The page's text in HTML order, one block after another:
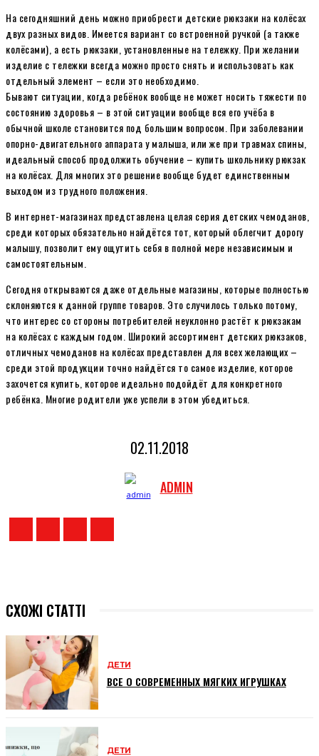
На сегодняшний день можно приобрести детские рюкзаки на колёсах
двух разных видов. Имеется вариант со встроенной ручкой (а также
колёсами), а есть рюкзаки, установленные на тележку. При желании
изделие с тележки всегда можно просто снять и использовать как
отдельный элемент – если это необходимо.
Бывают ситуации, когда ребёнок вообще не может носить тяжести по
состоянию здоровья – в этой ситуации вообще вся его учёба в
обычной школе становится под большим вопросом. При заболевании
опорно-двигательного аппарата у малыша, или же при травмах спины,
идеальный способ продолжить обучение – купить школьнику рюкзак
на колёсах. Для многих это решение вообще будет единственным
выходом из трудного положения.
В интернет-магазинах представлена целая серия детских чемоданов,
среди которых обязательно найдётся тот, который облегчит дорогу
малышу, позволит ему ощутить себя в полной мере независимым и
самостоятельным.
Сегодня открываются даже отдельные магазины, которые полностью
склоняются к данной группе товаров. Это случилось только потому,
что интерес со стороны потребителей неуклонно растёт к рюкзакам
на колёсах с каждым годом. Широкий ассортимент детских рюкзаков,
отличных чемоданов на колёсах представлен для всех желающих –
среди этой продукции точно найдётся то самое изделие, которое
захочется купить, которое идеально подойдёт для конкретного
ребёнка. Многие родители уже успели в этом убедиться.
02.11.2018
ADMIN
СХОЖІ СТАТТІ
ДЕТИ
ВСЕ О СОВРЕМЕННЫХ МЯГКИХ ИГРУШКАХ
ДЕТИ